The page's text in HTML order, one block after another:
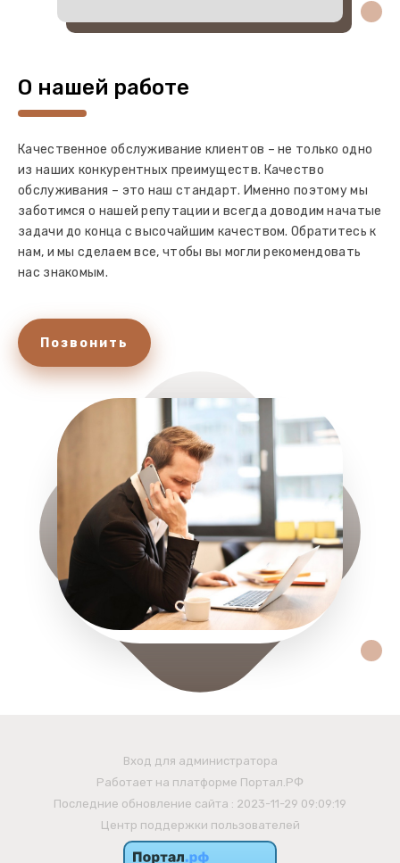
О нашей работе
Качественное обслуживание клиентов – не только одно
из наших конкурентных преимуществ. Качество
обслуживания – это наш стандарт. Именно поэтому мы
заботимся о нашей репутации и всегда доводим начатые
задачи до конца с высочайшим качеством. Обратитесь к
нам, и мы сделаем все, чтобы вы могли рекомендовать
нас знакомым.
Позвонить
Вход для администратора
Работает на платформе Портал.РФ
Последние обновление сайта : 2023-11-29 09:09:19
Центр поддержки пользователей